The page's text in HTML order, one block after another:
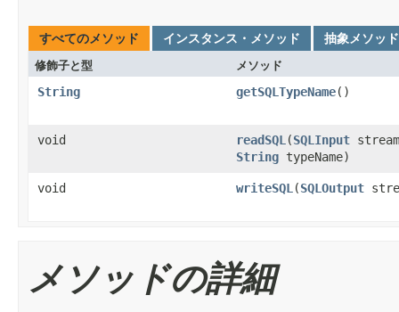
すべてのメソッド インスタンス・メソッド 抽象メソッド
修飾子と型 メソッド
String getSQLTypeName()
void readSQL (SQLInput
String typeName)
void writeSQL (SQLOutput
メソッドの詳細